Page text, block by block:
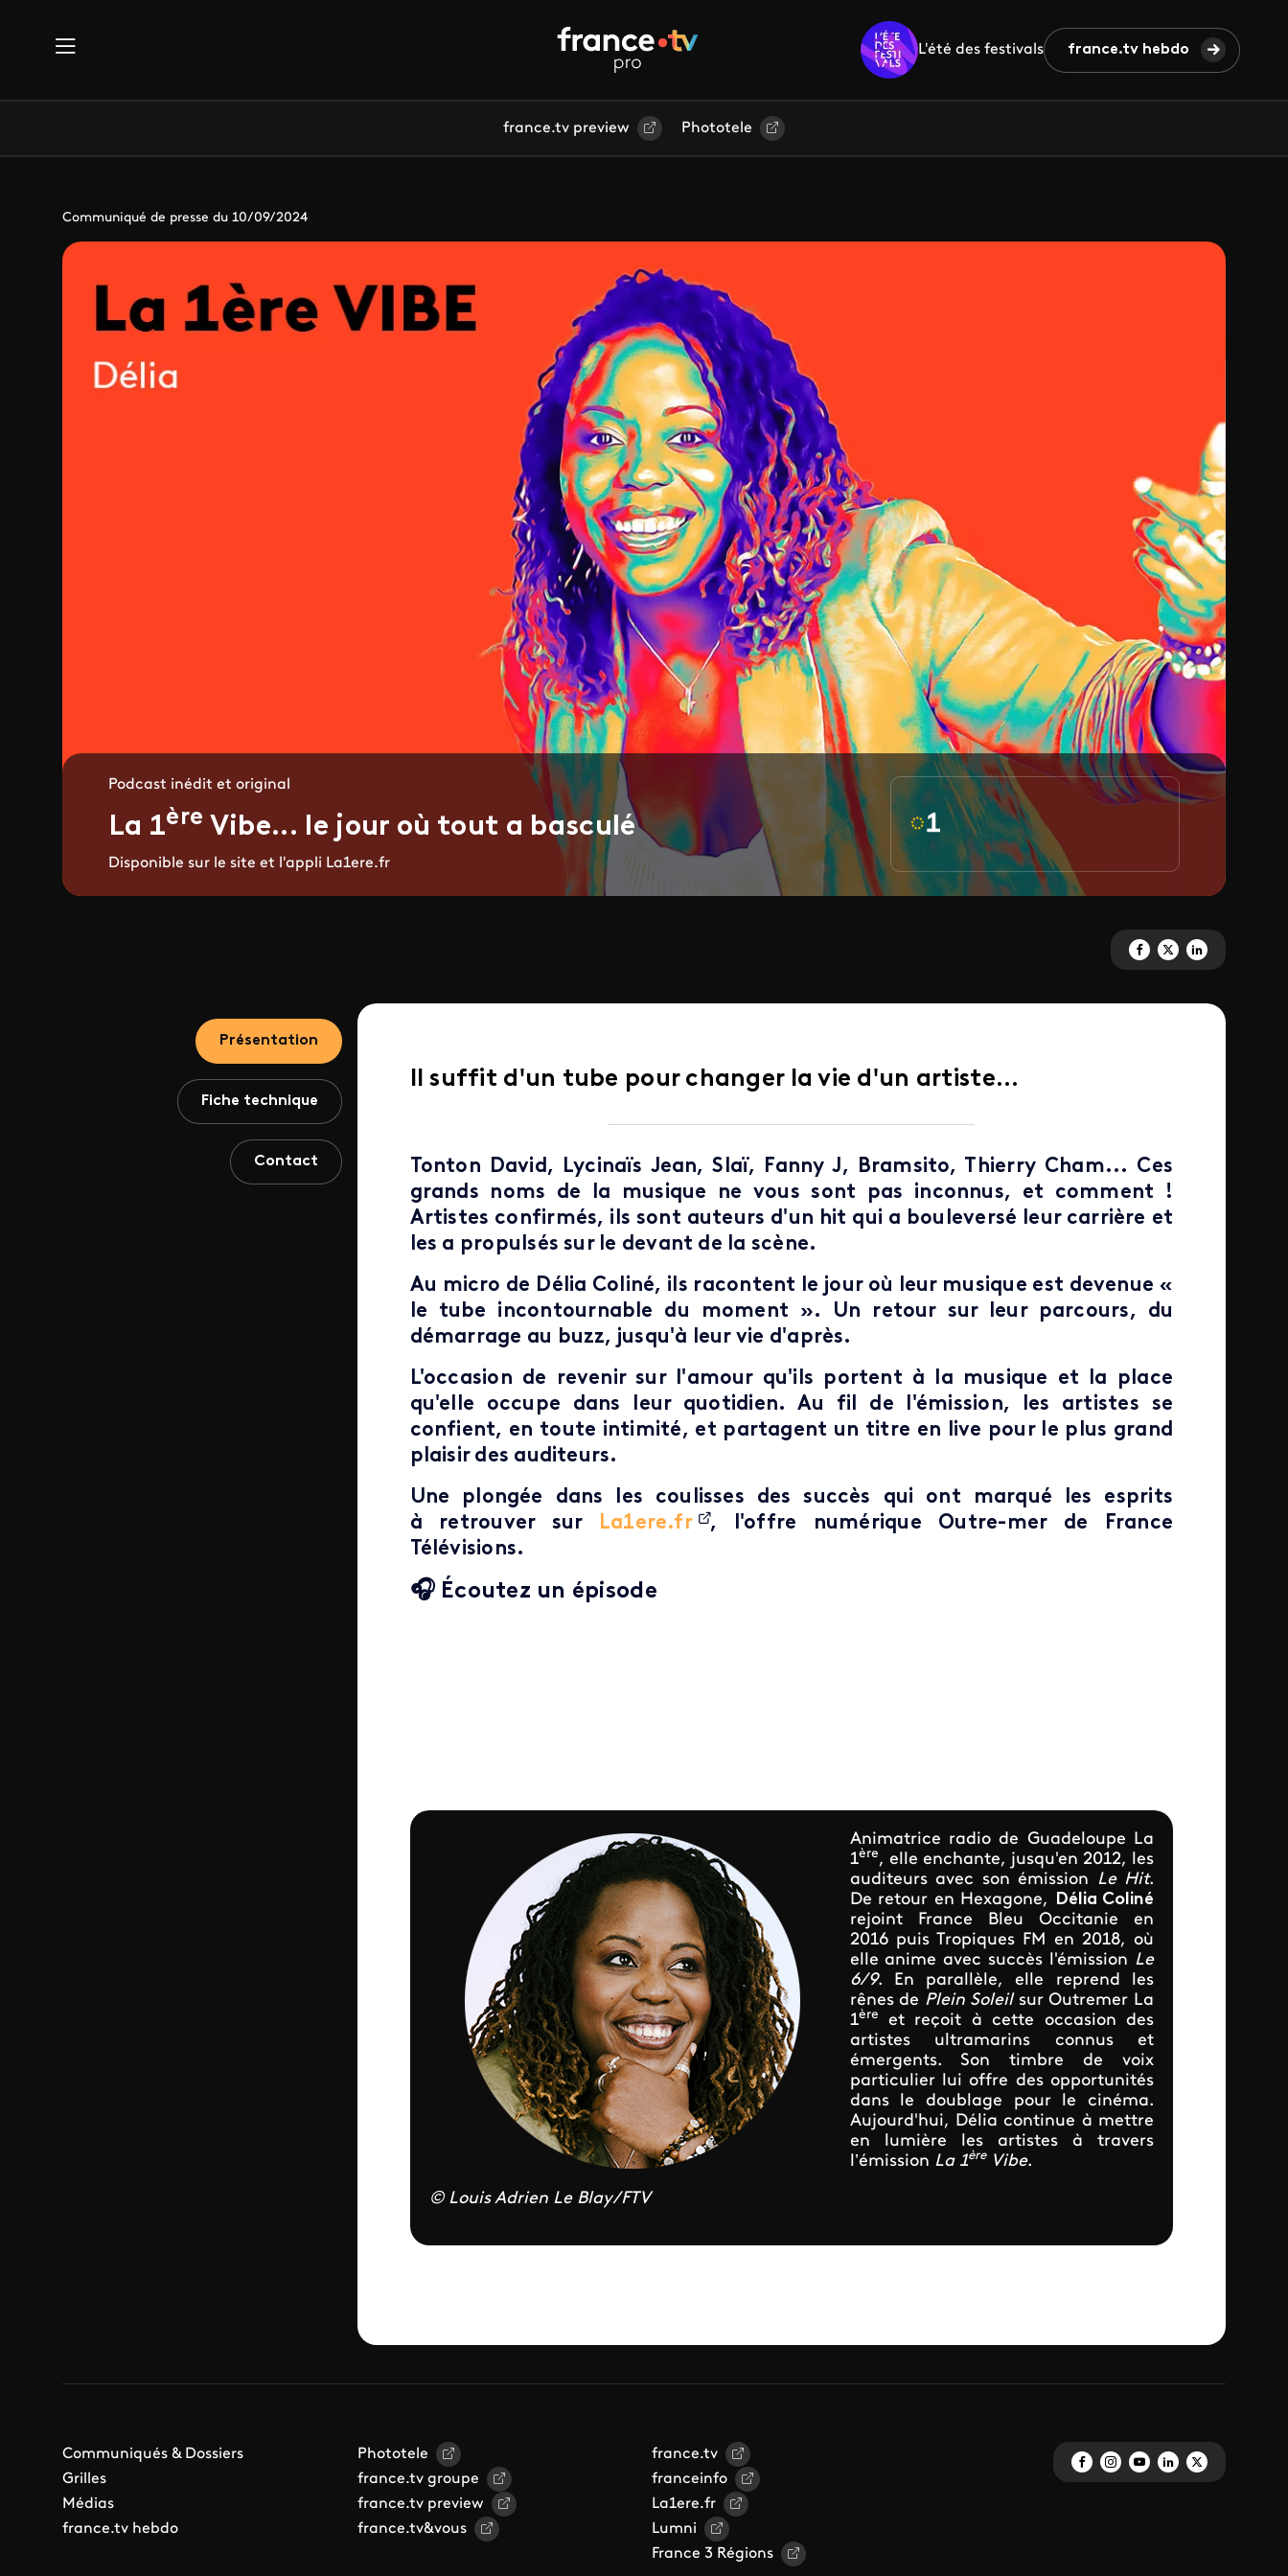
L'été des festivals france.tv hebdo
france.tv preview Phototele
Communiqué de presse du 10/09/2024
Podcast inédit et original
La 1ère Vibe... le jour où tout a basculé
Disponible sur le site et l'appli La1ere.fr
Partagez 'La 1<sup>ère</
Partagez 'La
Partagez 'La
Présentation
Fiche technique
Contact
Il suffit d'un tube pour changer la vie d'un artiste...
Tonton David, Lycinaïs Jean, Slaï, Fanny J, Bramsito, Thierry Cham... Ces
grands noms de la musique ne vous sont pas inconnus, et comment !
Artistes confirmés, ils sont auteurs d'un hit qui a bouleversé leur carrière et
les a propulsés sur le devant de la scène.
Au micro de Délia Coliné, ils racontent le jour où leur musique est devenue «
le tube incontournable du moment ». Un retour sur leur parcours, du
démarrage au buzz, jusqu'à leur vie d'après.
L'occasion de revenir sur l'amour qu'ils portent à la musique et la place
qu'elle occupe dans leur quotidien. Au fil de l'émission, les artistes se
confient, en toute intimité, et partagent un titre en live pour le plus grand
plaisir des auditeurs.
Une plongée dans les coulisses des succès qui ont marqué les esprits
à retrouver sur
La1ere.fr
, l'offre numérique Outre-mer de France
Télévisions.
🎧 Écoutez un épisode
Animatrice radio de Guadeloupe La
1ère, elle enchante, jusqu'en 2012, les
auditeurs avec son émission Le Hit.
De retour en Hexagone, Délia Coliné
rejoint France Bleu Occitanie en
2016 puis Tropiques FM en 2018, où
elle anime avec succès l'émission Le
6/9. En parallèle, elle reprend les
rênes de Plein Soleilsur Outremer La
1ère
et reçoit à cette occasion des
artistes ultramarins connus et
émergents. Son timbre de voix
particulier lui offre des opportunités
dans le doublage pour le cinéma.
Aujourd'hui, Délia continue à mettre
en lumière les artistes à travers
l’émission La 1èreVibe.
© Louis Adrien Le Blay/FTV
Communiqués & Dossiers
Grilles
Médias
france.tv hebdo
Phototele
france.tv groupe
france.tv preview
france.tv&vous
france.tv
franceinfo
La1ere.fr
Lumni
France 3 Régions